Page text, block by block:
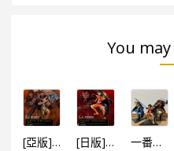
You
[亞版] 一番賞 Best of Omnibus E賞 基德 [日版] 一番賞 Best of Omnibus C賞 路飛 一番賞 Best of Omnibus 三船長 (路飛+羅+基德 3個SET)